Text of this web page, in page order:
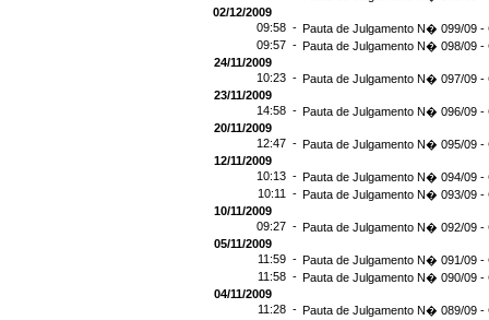
02/12/2009
09:58 - Pauta de Julgamento N� 099/09 -
09:57 - Pauta de Julgamento N� 098/09 -
24/11/2009
10:23 - Pauta de Julgamento N� 097/09 -
23/11/2009
14:58 - Pauta de Julgamento N� 096/09 -
20/11/2009
12:47 - Pauta de Julgamento N� 095/09 -
12/11/2009
10:13 - Pauta de Julgamento N� 094/09 -
10:11 - Pauta de Julgamento N� 093/09 -
10/11/2009
09:27 - Pauta de Julgamento N� 092/09 -
05/11/2009
11:59 - Pauta de Julgamento N� 091/09 -
11:58 - Pauta de Julgamento N� 090/09 -
04/11/2009
11:28 - Pauta de Julgamento N� 089/09 -